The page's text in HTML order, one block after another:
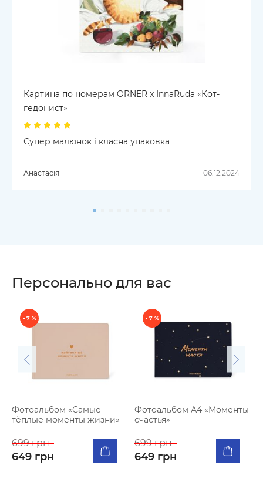
Картина по номерам ORNER x InnaRuda «Кот-
гедонист»
Супер малюнок і класна упаковка
Анастасія 06.12.2024
Персонально для вас
- 7 %
Фотоальбом «Самые
тёплые моменты жизни»
699 грн
649 грн
- 7 %
Фотоальбом А4 «Моменты
счастья»
699 грн
649 грн